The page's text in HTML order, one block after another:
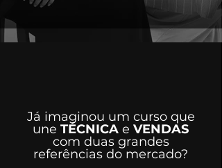
Já imaginou um curso que
une TÉCNICA e VENDAS
com duas grandes
referências do mercado?